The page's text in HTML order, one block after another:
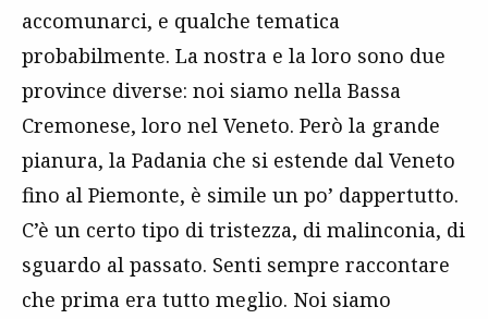
accomunarci, e qualche tematica
probabilmente. La nostra e la loro sono due
province diverse: noi siamo nella Bassa
Cremonese, loro nel Veneto. Però la grande
pianura, la Padania che si estende dal Veneto
fino al Piemonte, è simile un po’ dappertutto.
C’è un certo tipo di tristezza, di malinconia, di
sguardo al passato. Senti sempre raccontare
che prima era tutto meglio. Noi siamo